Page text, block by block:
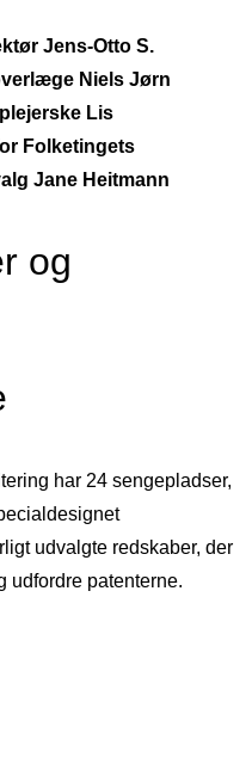
Jens-Otto S.
Niels Jørn
Lis
Folketingets
Jane Heitmann
og
har 24 sengepladser,
udvalgte redskaber, der
udfordre patenterne.